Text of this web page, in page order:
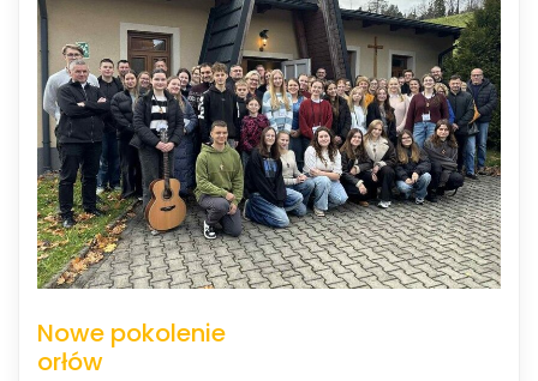
Nowe pokolenie
orłów